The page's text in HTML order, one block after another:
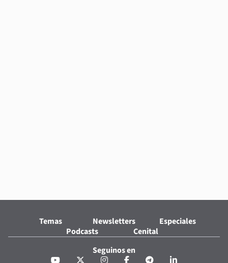
Temas Newsletters
Especiales
Podcasts
Cenital
Seguinos en